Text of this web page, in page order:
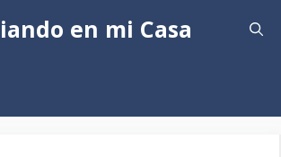
en mi Casa